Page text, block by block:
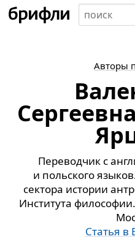
Авторы
Переводчик с
и польского
сектора истории
Института
Статья в